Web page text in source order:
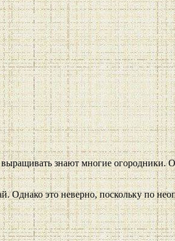
знают многие огородники.
Однако это неверно, поскольку по